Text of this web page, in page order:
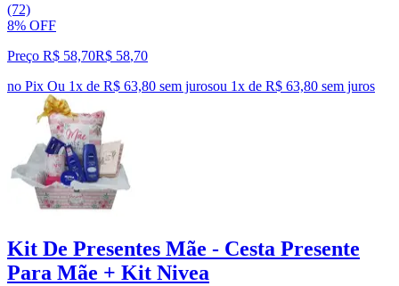
(72)
8% OFF
Preço R$ 58,70R$ 58,70
no Pix Ou 1x de R$ 63,80 sem jurosou 1x de R$ 63,80 sem juros
Kit De Presentes Mãe - Cesta Presente
Para Mãe + Kit Nivea